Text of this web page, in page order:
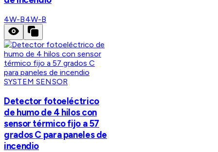
4W-B4W-B
SYSTEM SENSOR
Detector fotoeléctrico
de humo de 4 hilos con
sensor térmico fijo a 57
grados C para paneles de
incendio